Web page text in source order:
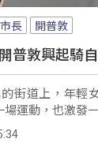
長 開普敦
普敦興起騎
街道上，年輕
運動，也激發